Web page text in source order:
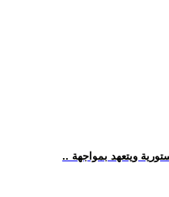
ويتعهد بمواجهة